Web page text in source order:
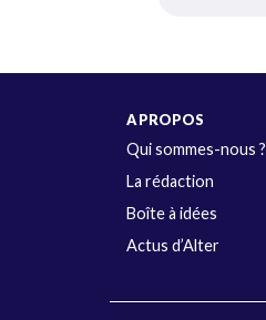
A PROPOS
Qui sommes-nous ?
La rédaction
Boîte à idées
Actus d’Alter